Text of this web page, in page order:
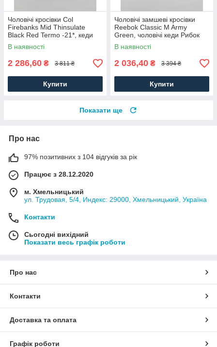
Чоловічі кросівки Col
Firebanks Mid Thinsulate
Black Red Termo -21*, кеди
водонепрон. текстиль.
Чоловіче взуття
В наявності
2 286,60 ₴ 3 811 ₴
Купити
Чоловічі замшеві кросівки
Reebok Classic M Army
Green, чоловічі кеди Рибок
замша хакі. Чоловіче взуття
В наявності
2 036,40 ₴ 3 394 ₴
Купити
Показати ще
Про нас
97% позитивних з 104 відгуків за рік
Працює з 28.12.2020
м. Хмельницький
ул. Трудовая, 5/4, Индекс: 29000, Хмельницький, Україна
Контакти
Сьогодні вихідний
Показати весь графік роботи
Про нас
Контакти
Доставка та оплата
Графік роботи